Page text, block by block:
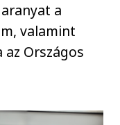
a
valamint
Országos